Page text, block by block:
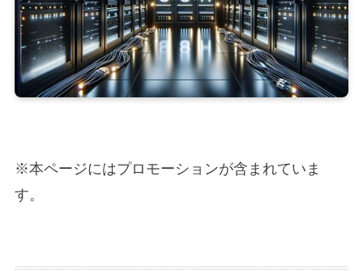
※本ページにはプロモーションが含まれていま
す。